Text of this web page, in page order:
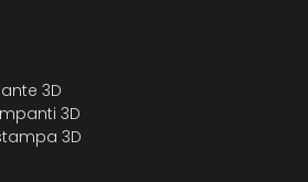
3D
3D
3D